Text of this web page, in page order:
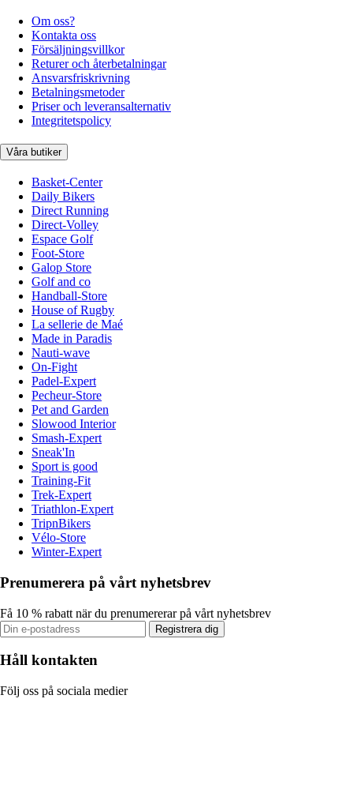
Om oss?
Kontakta oss
Försäljningsvillkor
Returer och återbetalningar
Ansvarsfriskrivning
Betalningsmetoder
Priser och leveransalternativ
Integritetspolicy
Våra butiker
Basket-Center
Daily Bikers
Direct Running
Direct-Volley
Espace Golf
Foot-Store
Galop Store
Golf and co
Handball-Store
House of Rugby
La sellerie de Maé
Made in Paradis
Nauti-wave
On-Fight
Padel-Expert
Pecheur-Store
Pet and Garden
Slowood Interior
Smash-Expert
Sneak'In
Sport is good
Training-Fit
Trek-Expert
Triathlon-Expert
TripnBikers
Vélo-Store
Winter-Expert
Prenumerera på vårt nyhetsbrev
Få 10 % rabatt när du prenumererar på vårt nyhetsbrev
Registrera dig
Håll kontakten
Följ oss på sociala medier